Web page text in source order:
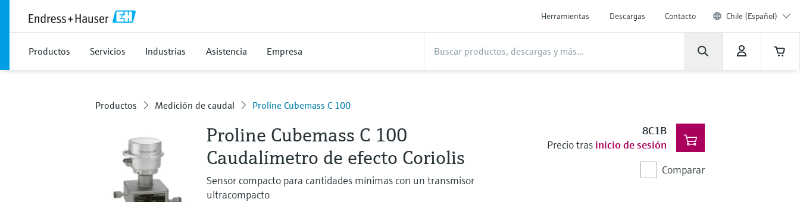
Herramientas Descargas Contacto Chile (Español)
Productos Servicios Industrias Asistencia Empresa
Productos Medición de caudal Proline Cubemass C 100
Proline Cubemass C 100
Caudalímetro de efecto Coriolis
Sensor compacto para cantidades mínimas con un transmisor
ultracompacto
8C1B
Precio tras inicio de sesión
Comparar